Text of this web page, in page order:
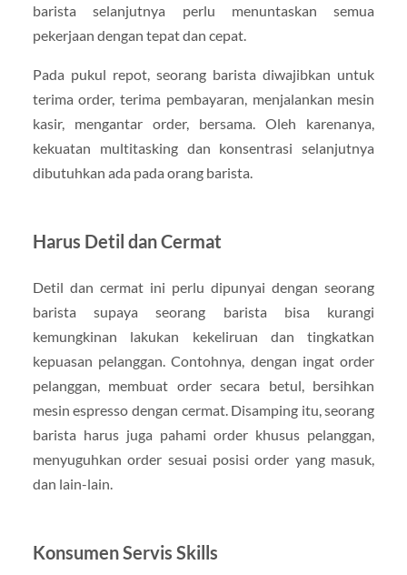
barista selanjutnya perlu menuntaskan semua
pekerjaan dengan tepat dan cepat.
Pada pukul repot, seorang barista diwajibkan untuk
terima order, terima pembayaran, menjalankan mesin
kasir, mengantar order, bersama. Oleh karenanya,
kekuatan multitasking dan konsentrasi selanjutnya
dibutuhkan ada pada orang barista.
Harus Detil dan Cermat
Detil dan cermat ini perlu dipunyai dengan seorang
barista supaya seorang barista bisa kurangi
kemungkinan lakukan kekeliruan dan tingkatkan
kepuasan pelanggan. Contohnya, dengan ingat order
pelanggan, membuat order secara betul, bersihkan
mesin espresso dengan cermat. Disamping itu, seorang
barista harus juga pahami order khusus pelanggan,
menyuguhkan order sesuai posisi order yang masuk,
dan lain-lain.
Konsumen Servis Skills